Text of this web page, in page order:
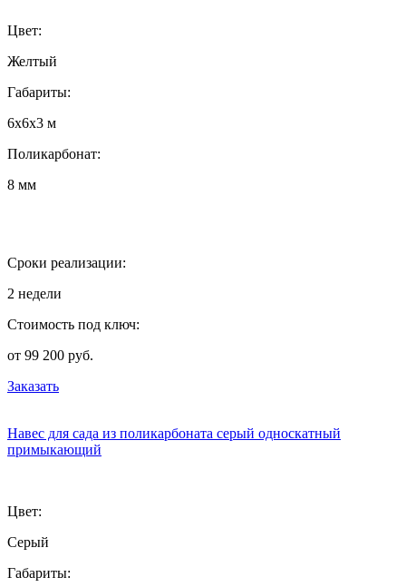
Цвет:
Желтый
Габариты:
6х6х3 м
Поликарбонат:
8 мм
Сроки реализации:
2 недели
Стоимость под ключ:
от 99 200 руб.
Заказать
Навес для сада из поликарбоната серый односкатный
примыкающий
Цвет:
Серый
Габариты: